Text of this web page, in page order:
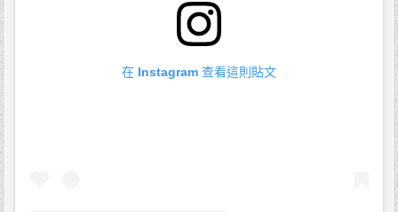
在 Instagram 查看這則貼文